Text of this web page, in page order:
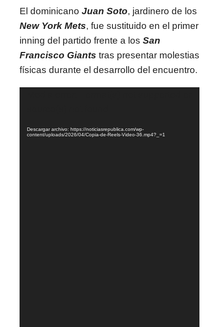
El dominicano Juan Soto, jardinero de los
New York Mets, fue sustituido en el primer
inning del partido frente a los San
Francisco Giants tras presentar molestias
físicas durante el desarrollo del encuentro.
Descargar archivo: https://noticiasrepublica.com/wp-
content/uploads/2026/04/Copia-de-Reels-Video-36.mp4?_=1